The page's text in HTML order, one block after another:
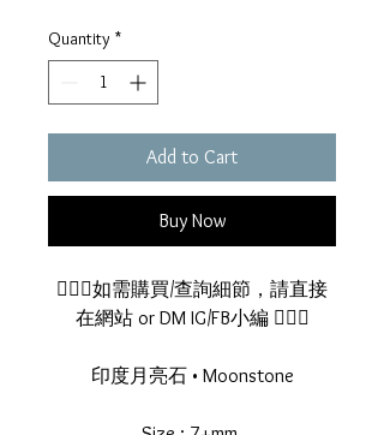
Quantity *
Add to Cart
Buy Now
🙆🏻‍♂️如需購買/查詢細節，請直接
在網站 or DM IG/FB小編 🙆🏻‍♂️
印度月亮石 • Moonstone